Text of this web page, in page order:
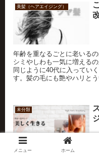
美髪（ヘアエイジング）
年齢を重なるごとに老いる
シミやしわも一気に増える
同じように40代に入ってい
す。髪の毛にも艶やハリと
未分類
メニュー ホーム